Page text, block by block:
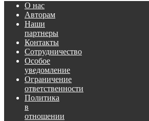
О нас
Авторам
Наши
партнеры
Контакты
Сотрудничество
Особое
уведомление
Ограничение
ответственности
Политика
в
отношении